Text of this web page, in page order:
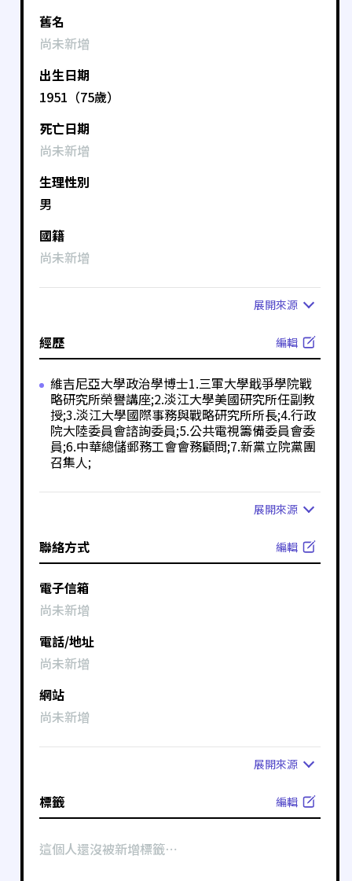
舊名
尚未新增
出生日期
1951（75歲）
死亡日期
尚未新增
生理性別
男
國籍
尚未新增
展開來源
經歷 編輯
維吉尼亞大學政治學博士1.三軍大學戢爭學院戰
略研究所榮譽講座;2.淡江大學美國研究所任副教
授;3.淡江大學國際事務與戰略研究所所長;4.行政
院大陸委員會諮詢委員;5.公共電視籌備委員會委
員;6.中華總儲郵務工會會務顧問;7.新黨立院黨團
召集人;
展開來源
聯絡方式 編輯
電子信箱
尚未新增
電話/地址
尚未新增
網站
尚未新增
展開來源
標籤 編輯
這個人還沒被新增標籤⋯